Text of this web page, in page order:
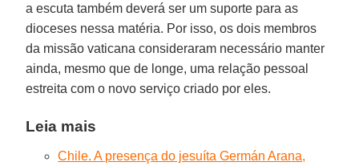
a escuta também deverá ser um suporte para as
dioceses nessa matéria. Por isso, os dois membros
da missão vaticana consideraram necessário manter
ainda, mesmo que de longe, uma relação pessoal
estreita com o novo serviço criado por eles.
Leia mais
Chile. A presença do jesuíta Germán Arana,